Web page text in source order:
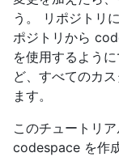
う。 リポジトリ
ポジトリから
を使用するよう
ど、すべてのカ
ます。
このチュートリ
codespace を作